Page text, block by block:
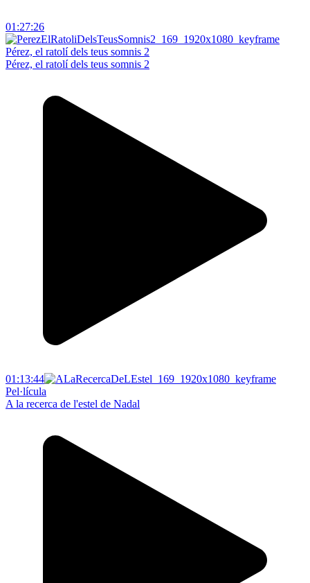
01:27:26
Pérez, el ratolí dels teus somnis 2
Pérez, el ratolí dels teus somnis 2
01:13:44
Pel·lícula
A la recerca de l'estel de Nadal